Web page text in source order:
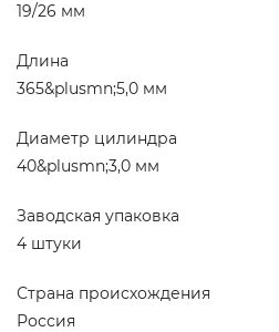
19/26 мм
Длина
365&plusmn;5,0 мм
Диаметр цилиндра
40&plusmn;3,0 мм
Заводская упаковка
4 штуки
Страна происхождения
Россия